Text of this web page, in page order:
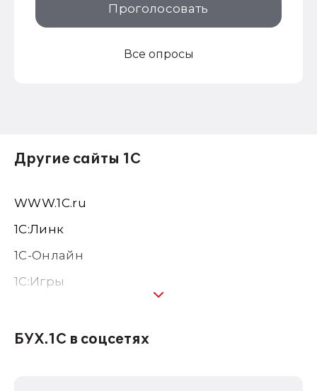
Проголосовать
Все опросы
Другие сайты 1С
WWW.1С.ru
1С:Линк
1С-Онлайн
1C:Игры
1С:Консалтинг
БУХ.1С в соцсетях